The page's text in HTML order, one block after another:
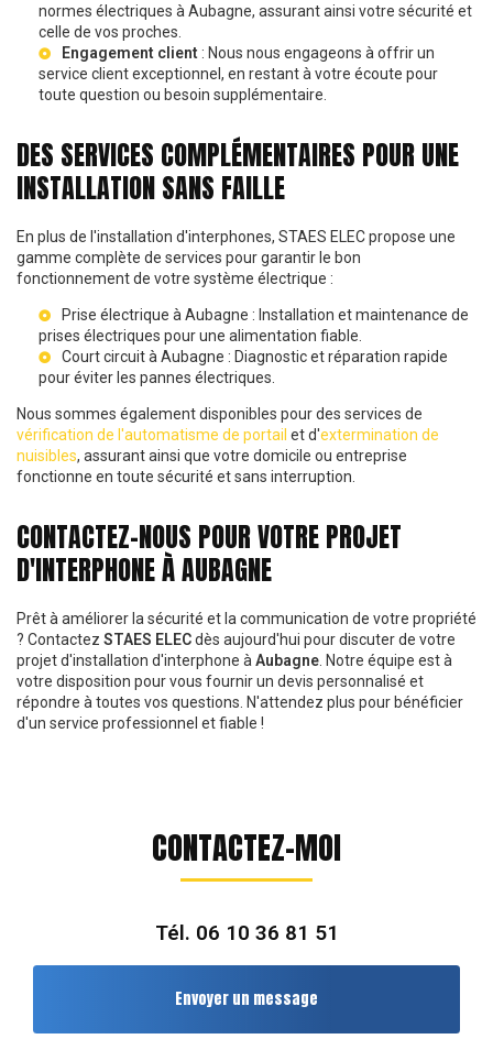
normes électriques à Aubagne, assurant ainsi votre sécurité et
celle de vos proches.
Engagement client : Nous nous engageons à offrir un
service client exceptionnel, en restant à votre écoute pour
toute question ou besoin supplémentaire.
DES SERVICES COMPLÉMENTAIRES POUR UNE
INSTALLATION SANS FAILLE
En plus de l'installation d'interphones, STAES ELEC propose une
gamme complète de services pour garantir le bon
fonctionnement de votre système électrique :
Prise électrique à Aubagne : Installation et maintenance de
prises électriques pour une alimentation fiable.
Court circuit à Aubagne : Diagnostic et réparation rapide
pour éviter les pannes électriques.
Nous sommes également disponibles pour des services de
vérification de l'automatisme de portail et d'extermination de
nuisibles, assurant ainsi que votre domicile ou entreprise
fonctionne en toute sécurité et sans interruption.
CONTACTEZ-NOUS POUR VOTRE PROJET
D'INTERPHONE À AUBAGNE
Prêt à améliorer la sécurité et la communication de votre propriété
? Contactez STAES ELECdès aujourd'hui pour discuter de votre
projet d'installation d'interphone à Aubagne . Notre équipe est à
votre disposition pour vous fournir un devis personnalisé et
répondre à toutes vos questions. N'attendez plus pour bénéficier
d'un service professionnel et fiable !
CONTACTEZ-MOI
Tél. 06 10 36 81 51
Envoyer un message